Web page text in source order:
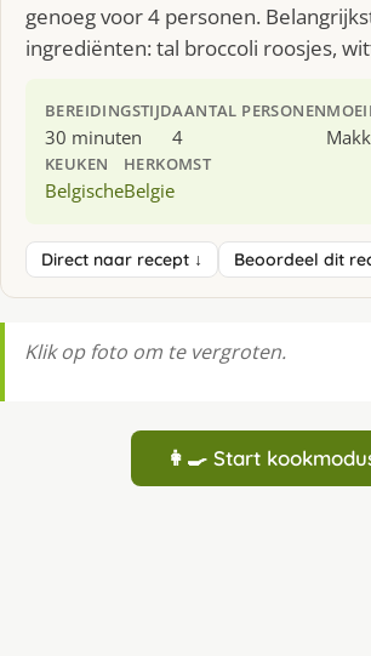
genoeg voor 4 personen.
ingrediënten: tal broccoli roosjes,
BEREIDINGSTIJD
30 minuten
AANTAL PERSONEN
4
KEUKEN
Belgische
HERKOMST
Belgie
Direct naar recept ↓ Beoordeel dit
Klik op foto om te vergroten.
👩‍🍳 Start